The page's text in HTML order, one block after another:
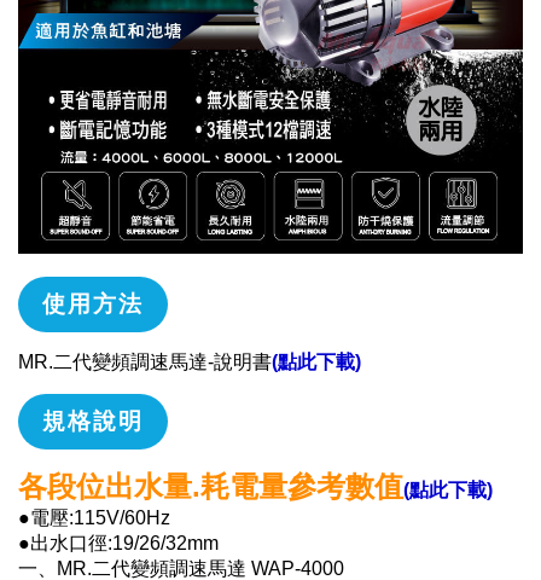
使用方法
MR.二代變頻調速馬達-說明書(點此下載)
規格說明
各段位出水量.耗電量參考數值(點此下載)
●電壓:115V/60Hz
●出水口徑:19/26/32mm
一、MR.二代變頻調速馬達 WAP-4000